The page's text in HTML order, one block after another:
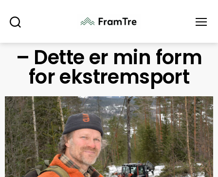
– Dette er min form
for ekstremsport